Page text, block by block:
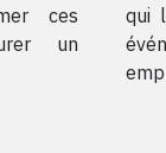
ces
un
qui